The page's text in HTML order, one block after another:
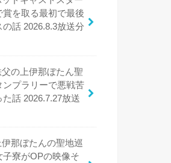
賞を取る最初で最後
話 2026.8.3放送分
の上伊那ぼたん聖
ンプラリーで悪戦苦
た話 2026.7.27放送
那ぼたんの聖地巡
子寮がOPの映像そ